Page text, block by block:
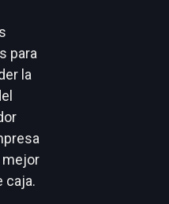
para
la
mejor
caja.